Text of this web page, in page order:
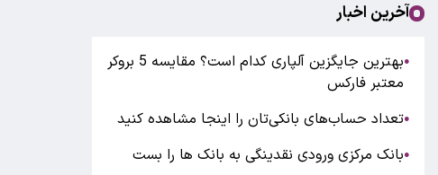
آخرین اخبار
●
بهترین جایگزین آلپاری کدام است؟ مقایسه 5 بروکر
معتبر فارکس
●تعداد حساب‌های بانکی‌تان را اینجا مشاهده کنید
●بانک مرکزی ورودی نقدینگی به بانک ها را بست